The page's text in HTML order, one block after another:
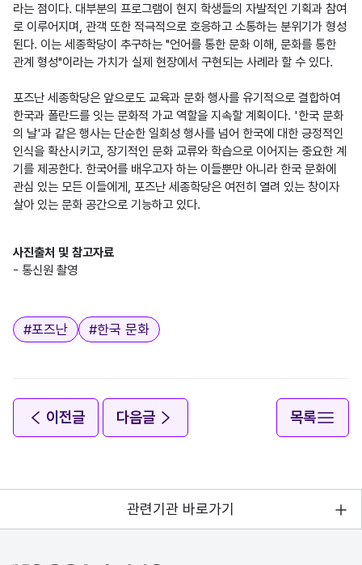
라는 점이다. 대부분의 프로그램이 현지 학생들의 자발적인 기획과 참여
로 이루어지며, 관객 또한 적극적으로 호응하고 소통하는 분위기가 형성
된다. 이는 세종학당이 추구하는 "언어를 통한 문화 이해, 문화를 통한
관계 형성"이라는 가치가 실제 현장에서 구현되는 사례라 할 수 있다.
포즈난 세종학당은 앞으로도 교육과 문화 행사를 유기적으로 결합하여
한국과 폴란드를 잇는 문화적 가교 역할을 지속할 계획이다. '한국 문화
의 날'과 같은 행사는 단순한 일회성 행사를 넘어 한국에 대한 긍정적인
인식을 확산시키고, 장기적인 문화 교류와 학습으로 이어지는 중요한 계
기를 제공한다. 한국어를 배우고자 하는 이들뿐만 아니라 한국 문화에
관심 있는 모든 이들에게, 포즈난 세종학당은 여전히 열려 있는 창이자
살아 있는 문화 공간으로 기능하고 있다.
사진출처 및 참고자료
- 통신원 촬영
태그
#포즈난 #한국 문화
이전글 다음글 목록
관련기관 바로가기